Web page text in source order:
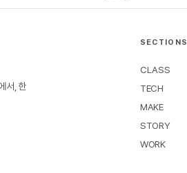
서, 한
SECTIONS
CLASS
TECH
MAKE
STORY
WORK